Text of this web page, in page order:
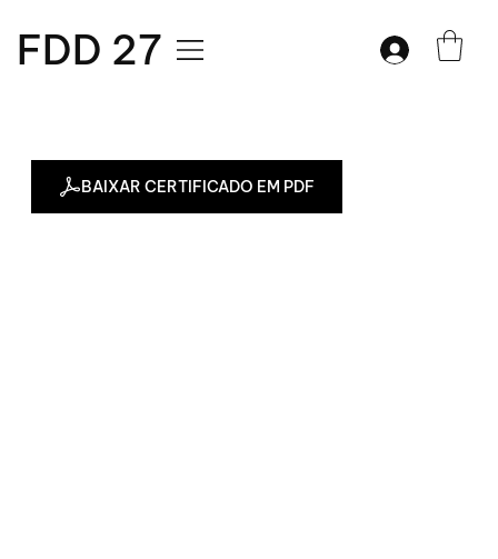
FDD 27
BAIXAR CERTIFICADO EM PDF